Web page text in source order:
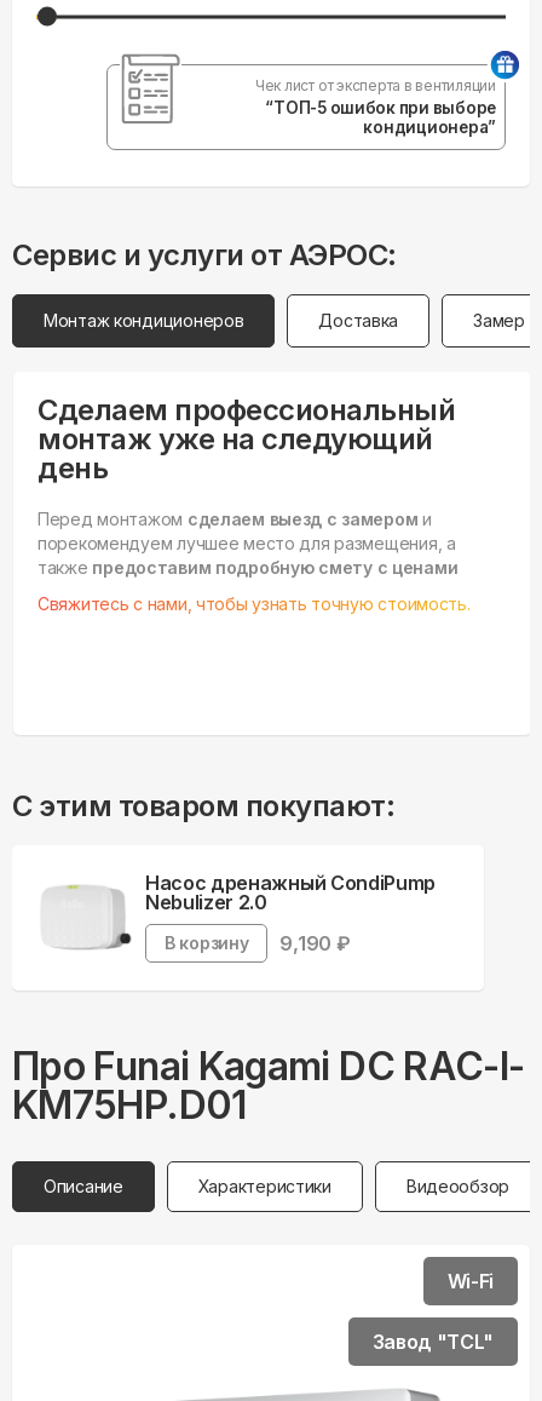
Чек лист от эксперта в вентиляции
“ТОП-5 ошибок при выборе
кондиционера”
Сервис и услуги от АЭРОС:
Монтаж кондиционеров Доставка Замер
Сделаем профессиональный
монтаж уже на следующий
день
Перед монтажом сделаем выезд с замером и
порекомендуем лучшее место для размещения, а
также предоставим подробную смету с ценами
Свяжитесь с нами, чтобы узнать точную стоимость.
С этим товаром покупают:
Насос дренажный CondiPump
Nebulizer 2.0
В корзину 9,190 ₽
Про Funai Kagami DC RAC-I-
KM75HP.D01
Описание Характеристики Видеообзор
Wi-Fi
Завод "TCL"